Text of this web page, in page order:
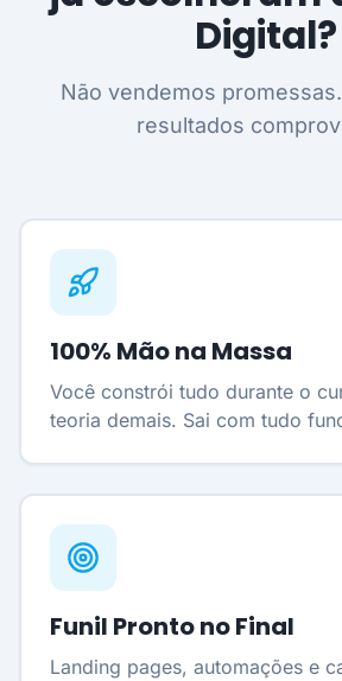
Digital?
Não vendemos
resultados
100% Mão na Massa
Você constrói tudo durante o
teoria demais. Sai com tudo
Funil Pronto no Final
Landing pages, automações e